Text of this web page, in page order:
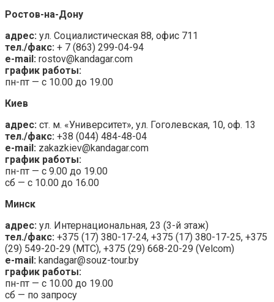
Ростов-на-Дону
адрес: ул. Социалистическая 88, офис 711
тел./факс: + 7 (863) 299-04-94
e-mail: rostov@kandagar.com
график работы:
пн-пт — с 10.00 до 19.00
Киев
адрес: ст. м. «Университет», ул. Гоголевская, 10, оф. 13
тел./факс: +38 (044) 484-48-04
e-mail: zakazkiev@kandagar.com
график работы:
пн-пт — с 9.00 до 19.00
сб — с 10.00 до 16.00
Минск
адрес: ул. Интернациональная, 23 (3-й этаж)
тел./факс: +375 (17) 380-17-24, +375 (17) 380-17-25, +375
(29) 549-20-29 (МТС), +375 (29) 668-20-29 (Velcom)
e-mail: kandagar@souz-tour.by
график работы:
пн-пт — с 10.00 до 19.00
сб — по запросу